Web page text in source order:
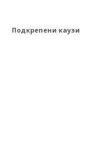
Подкрепени каузи